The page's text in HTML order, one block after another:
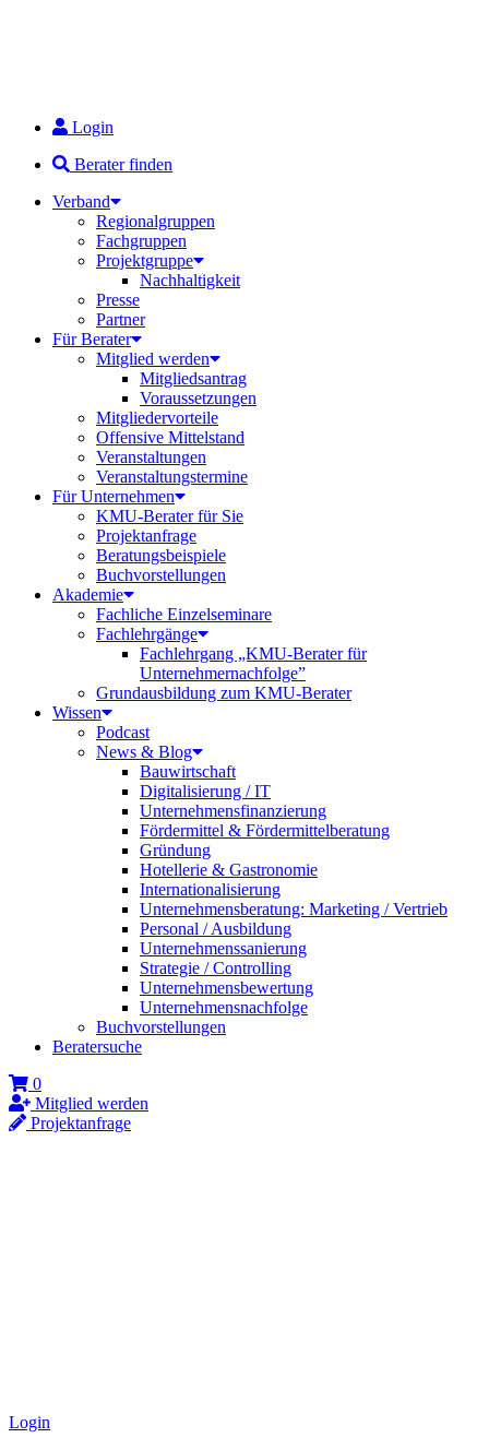
Login
Berater finden
Verband
Regionalgruppen
Fachgruppen
Projektgruppe
Nachhaltigkeit
Presse
Partner
Für Berater
Mitglied werden
Mitgliedsantrag
Voraussetzungen
Mitgliedervorteile
Offensive Mittelstand
Veranstaltungen
Veranstaltungstermine
Für Unternehmen
KMU-Berater für Sie
Projektanfrage
Beratungsbeispiele
Buchvorstellungen
Akademie
Fachliche Einzelseminare
Fachlehrgänge
Fachlehrgang „KMU-Berater für
Unternehmernachfolge”
Grundausbildung zum KMU-Berater
Wissen
Podcast
News & Blog
Bauwirtschaft
Digitalisierung / IT
Unternehmensfinanzierung
Fördermittel & Fördermittelberatung
Gründung
Hotellerie & Gastronomie
Internationalisierung
Unternehmensberatung: Marketing / Vertrieb
Personal / Ausbildung
Unternehmenssanierung
Strategie / Controlling
Unternehmensbewertung
Unternehmensnachfolge
Buchvorstellungen
Beratersuche
0
Mitglied werden
Projektanfrage
Login